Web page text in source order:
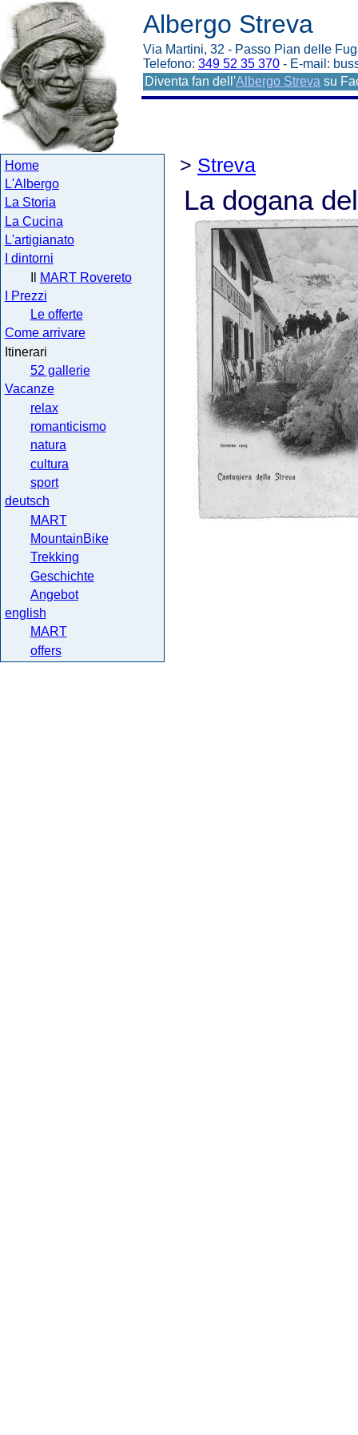
Albergo Streva
Via Martini, 32 - Passo Pian delle
Telefono: 349 52 35 370 - E-mail:
Diventa fan dell'Albergo Streva su
> Streva
La dogana
Home
L'Albergo
La Storia
La Cucina
L'artigianato
I dintorni
MART Rovereto
I Prezzi
Le offerte
Come arrivare
Itinerari
52 gallerie
Vacanze
relax
romanticismo
natura
cultura
sport
deutsch
MART
MountainBike
Trekking
Geschichte
Angebot
english
MART
offers